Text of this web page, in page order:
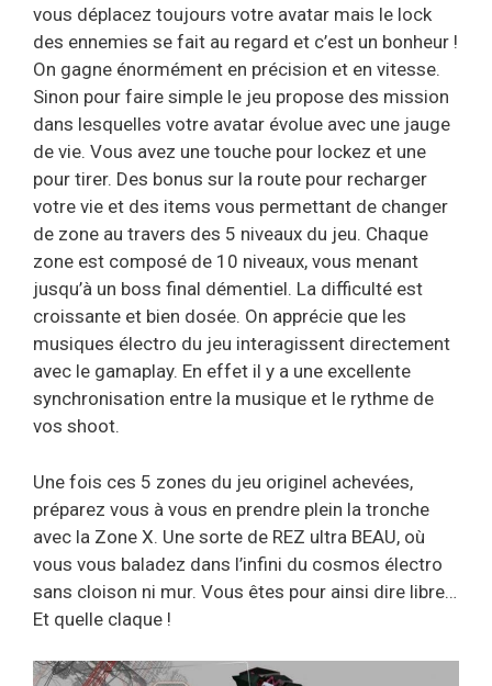
vous déplacez toujours votre avatar mais le lock
des ennemies se fait au regard et c’est un bonheur !
On gagne énormément en précision et en vitesse.
Sinon pour faire simple le jeu propose des mission
dans lesquelles votre avatar évolue avec une jauge
de vie. Vous avez une touche pour lockez et une
pour tirer. Des bonus sur la route pour recharger
votre vie et des items vous permettant de changer
de zone au travers des 5 niveaux du jeu. Chaque
zone est composé de 10 niveaux, vous menant
jusqu’à un boss final démentiel. La difficulté est
croissante et bien dosée. On apprécie que les
musiques électro du jeu interagissent directement
avec le gamaplay. En effet il y a une excellente
synchronisation entre la musique et le rythme de
vos shoot.
Une fois ces 5 zones du jeu originel achevées,
préparez vous à vous en prendre plein la tronche
avec la Zone X. Une sorte de REZ ultra BEAU, où
vous vous baladez dans l’infini du cosmos électro
sans cloison ni mur. Vous êtes pour ainsi dire libre…
Et quelle claque !